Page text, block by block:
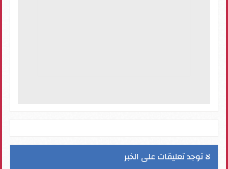
لا توجد تعليقات على الخبر